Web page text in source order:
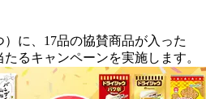
に、17品の協賛商品が入った
るキャンペーンを実施します。